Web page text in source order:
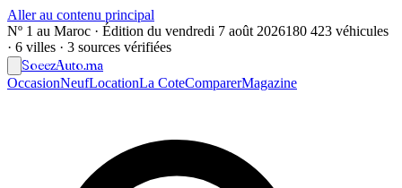
Aller au contenu principal
Nº 1 au Maroc · Édition du vendredi 7 août 2026180 423 véhicules
· 6 villes · 3 sources vérifiées
SoeezAuto.ma
OccasionNeufLocationLa CoteComparerMagazine